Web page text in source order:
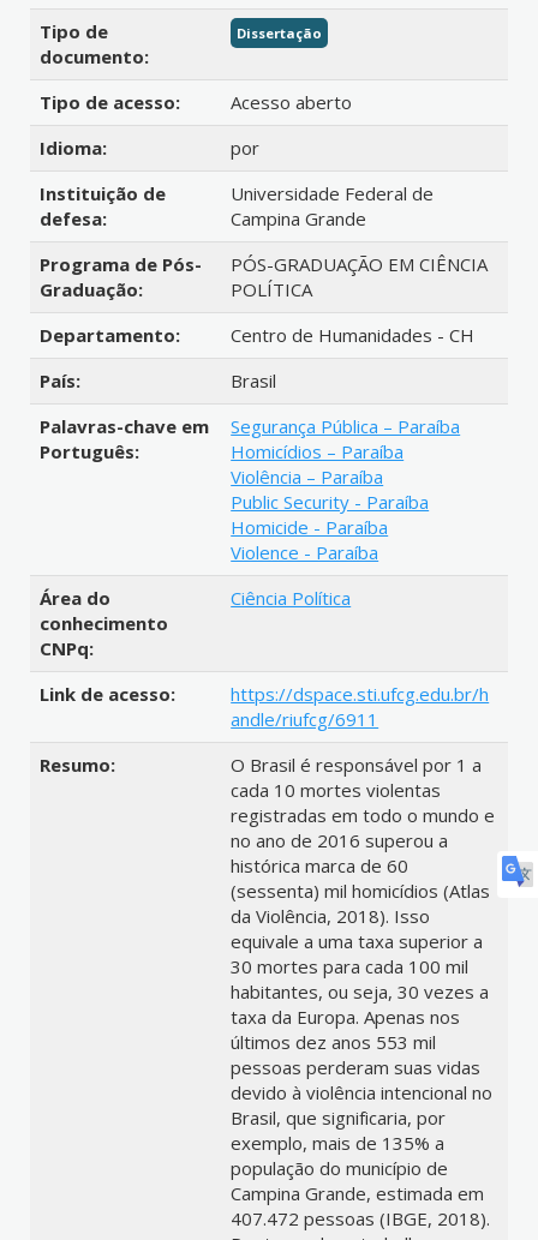
Tipo de
documento:
Dissertação
Tipo de acesso:
Acesso aberto
Idioma:
por
Instituição de
defesa:
Universidade Federal de
Campina Grande
Programa de Pós-
Graduação:
PÓS-GRADUAÇÃO EM CIÊNCIA
POLÍTICA
Departamento:
Centro de Humanidades - CH
País:
Brasil
Palavras-chave em
Português:
Segurança Pública – Paraíba
Homicídios – Paraíba
Violência – Paraíba
Public Security - Paraíba
Homicide - Paraíba
Violence - Paraíba
Área do
conhecimento
CNPq:
Ciência Política
Link de acesso:
https://dspace.sti.ufcg.edu.br/h
andle/riufcg/6911
Resumo:
O Brasil é responsável por 1 a
cada 10 mortes violentas
registradas em todo o mundo e
no ano de 2016 superou a
histórica marca de 60
(sessenta) mil homicídios (Atlas
da Violência, 2018). Isso
equivale a uma taxa superior a
30 mortes para cada 100 mil
habitantes, ou seja, 30 vezes a
taxa da Europa. Apenas nos
últimos dez anos 553 mil
pessoas perderam suas vidas
devido à violência intencional no
Brasil, que significaria, por
exemplo, mais de 135% a
população do município de
Campina Grande, estimada em
407.472 pessoas (IBGE, 2018).